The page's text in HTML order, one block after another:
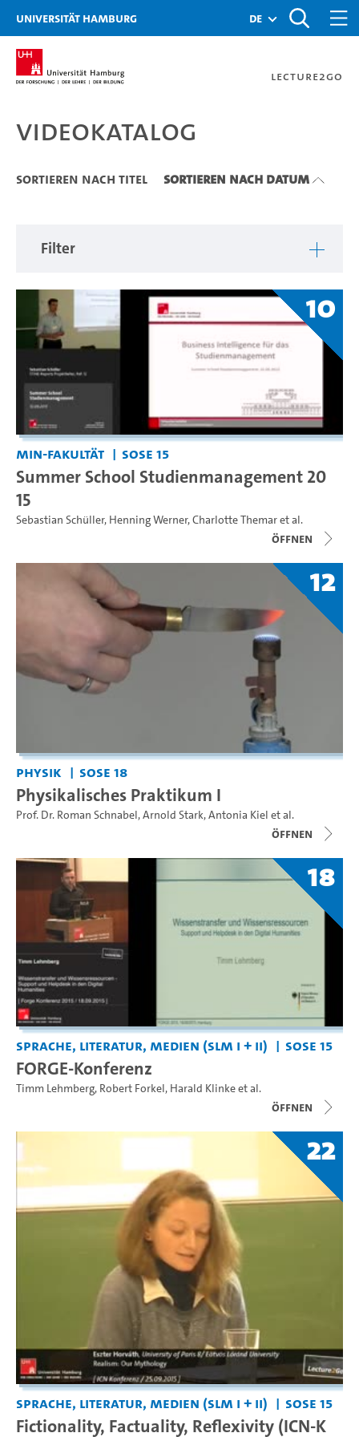
Zu den Filtern
Zur Metanavigation
Zur Hauptnavigation
Zur Suche
Zum Inhalt
Zum Seitenfuss
Universität Hamburg de
Lecture2Go
Videokatalog
Videokatalog
Sortieren nach Titel Sortieren nach Datum
Filter
10
MIN-Fakultät SoSe 15
Summer School Studienmanagement 20
15
Sebastian Schüller, Henning Werner,Charlotte Themaret al.
Öffnen
12
Physik SoSe 18
Physikalisches Praktikum I
Prof. Dr. Roman Schnabel,Arnold Stark,Antonia Kiel et al.
Öffnen
18
Sprache, Literatur, Medien (SLM I + II) SoSe 15
FORGE-Konferenz
Timm Lehmberg, Robert Forkel, Harald Klinkeet al.
Öffnen
22
Sprache, Literatur, Medien (SLM I + II) SoSe 15
Fictionality, Factuality, Reflexivity (ICN-K